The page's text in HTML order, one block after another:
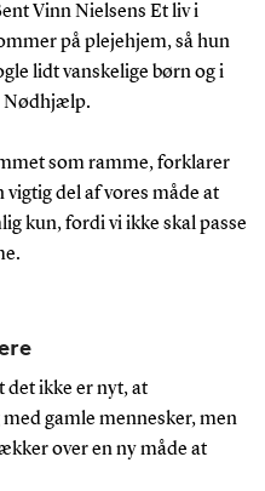
Vinn Nielsens Et liv i
på plejehjem, så hun
lidt vanskelige børn og i
Nødhjælp.
som ramme, forklarer
vigtig del af vores måde at
kun, fordi vi ikke skal passe
det ikke er nyt, at
gamle mennesker, men
over en ny måde at